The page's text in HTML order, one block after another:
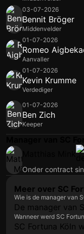
03-07-2026
Bennit Bröger
Middenvelder
01-07-2026
Romeo
Aanvaller
01-07-2026
Kevin Krumme
Verdediger
01-07-2026
Ben Zich
Keeper
Onder contract
Meer over SC
Wie is de manager van
De manager van
Wanneer werd SC
SC Fortuna Köln